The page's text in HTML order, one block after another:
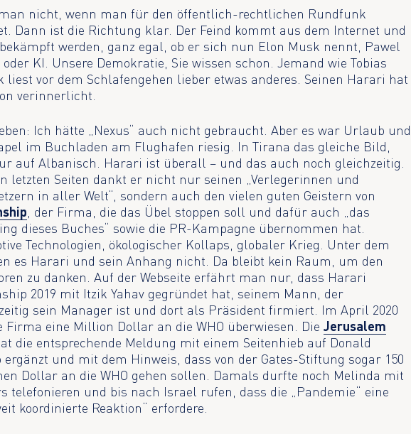
nicht, wenn man für den öffentlich-rechtlichen Rundfunk
Dann ist die Richtung klar. Der Feind kommt aus dem Internet und
werden, ganz egal, ob er sich nun Elon Musk nennt, Pawel
oder KI. Unsere Demokratie, Sie wissen schon. Jemand wie Tobias
liest vor dem Schlafengehen lieber etwas anderes. Seinen Harari hat
verinnerlicht.
Ich hätte „Nexus“ auch nicht gebraucht. Aber es war Urlaub und
im Buchladen am Flughafen riesig. In Tirana das gleiche Bild,
auf Albanisch. Harari ist überall – und das auch noch gleichzeitig.
letzten Seiten dankt er nicht nur seinen „Verlegerinnen und
in aller Welt“, sondern auch den vielen guten Geistern von
, der Firma, die das Übel stoppen soll und dafür auch „das
dieses Buches“ sowie die PR-Kampagne übernommen hat.
Technologien, ökologischer Kollaps, globaler Krieg. Unter dem
es Harari und sein Anhang nicht. Da bleibt kein Raum, um den
zu danken. Auf der Webseite erfährt man nur, dass Harari
2019 mit Itzik Yahav gegründet hat, seinem Mann, der
sein Manager ist und dort als Präsident firmiert. Im April 2020
Firma eine Million Dollar an die WHO überwiesen. DieJerusalem
die entsprechende Meldung mit einem Seitenhieb auf Donald
ergänzt und mit dem Hinweis, dass von der Gates-Stiftung sogar 150
Dollar an die WHO gehen sollen. Damals durfte noch Melinda mit
telefonieren und bis nach Israel rufen, dass die „Pandemie“ eine
koordinierte Reaktion“ erfordere.